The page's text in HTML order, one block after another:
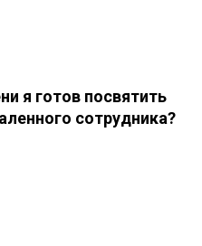
я готов посвятить
сотрудника?